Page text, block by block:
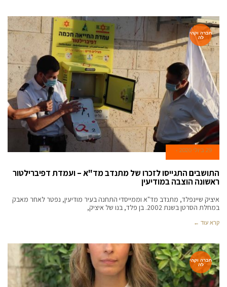
חברה וקהי
לה
29 ביולי 2020
התושבים התגייסו לזכרו של מתנדב מד"א – ועמדת דפיברילטור
ראשונה הוצבה במודיעין
איציק שיינפלד, מתנדב מד"א וממייסדי התחנה בעיר מודיעין, נפטר לאחר מאבק
במחלת הסרטן בשנת 2002. בן פלד, בנו של איציק,
קרא עוד ←
חברה וקהי
לה